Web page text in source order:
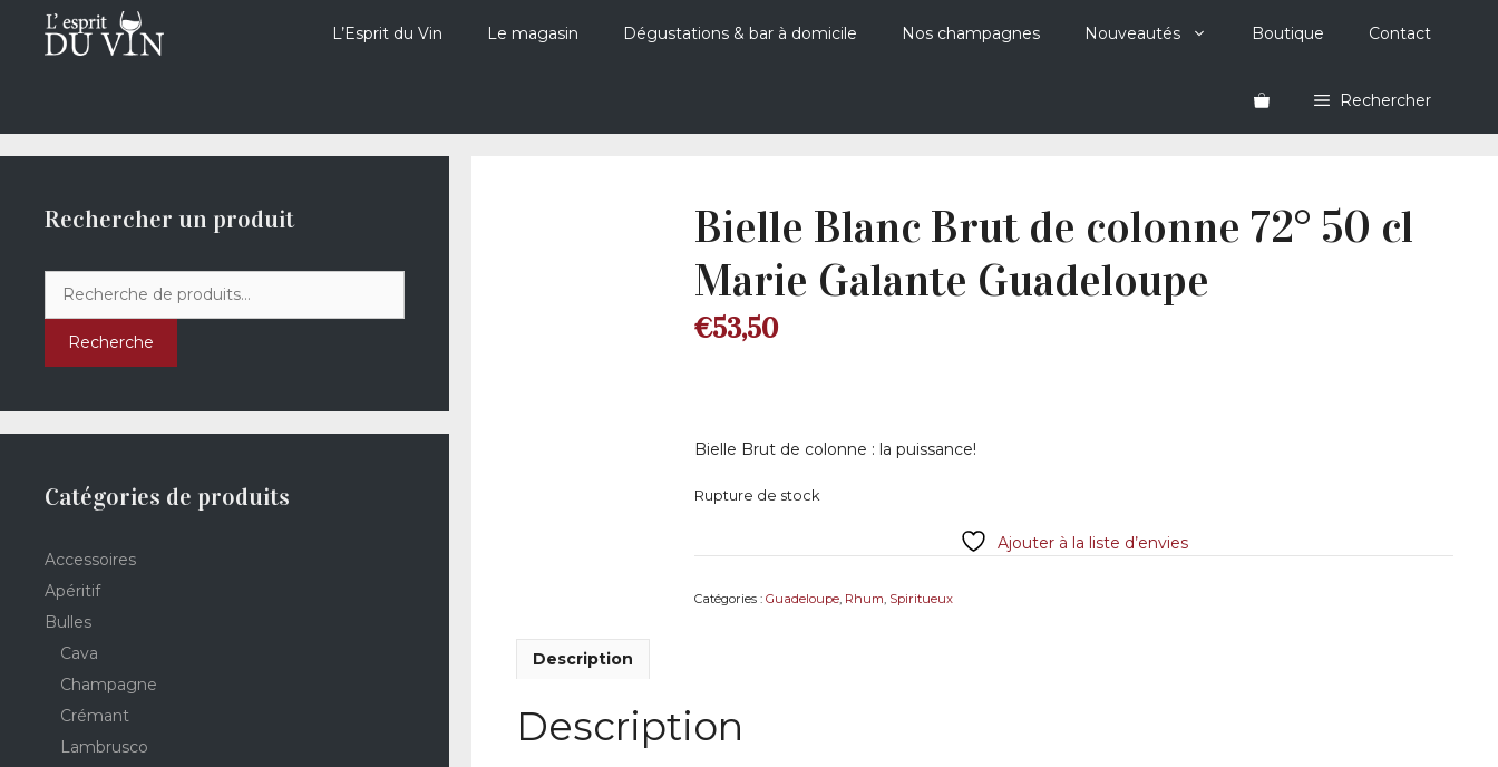
contenu
L’Esprit du Vin Le magasin Dégustations & bar à domicile Nos champagnes Nouveautés Boutique Contact
Rechercher
Bielle Blanc Brut de colonne 72° 50 cl
Marie Galante Guadeloupe
€53,50
Bielle Brut de colonne : la puissance!
Rupture de stock
Ajouter à la liste d’envies
Catégories : Guadeloupe, Rhum, Spiritueux
Description
Description
Rechercher un produit
pour :
Recherche
Catégories de produits
Accessoires
Apéritif
Bulles
Cava
Champagne
Crémant
Lambrusco